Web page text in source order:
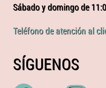
Sábado y domingo de
Teléfono de atención al
SÍGUENOS